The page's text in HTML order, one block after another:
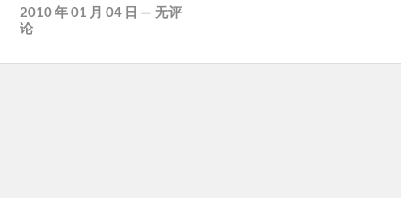
2010 年 01 月 04 日 —无评
论